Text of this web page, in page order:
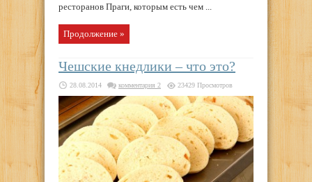
ресторанов Праги, которым есть чем ...
Продолжение »
Чешские кнедлики – что это?
28.08.2014 комментария 2 23429 Просмотров